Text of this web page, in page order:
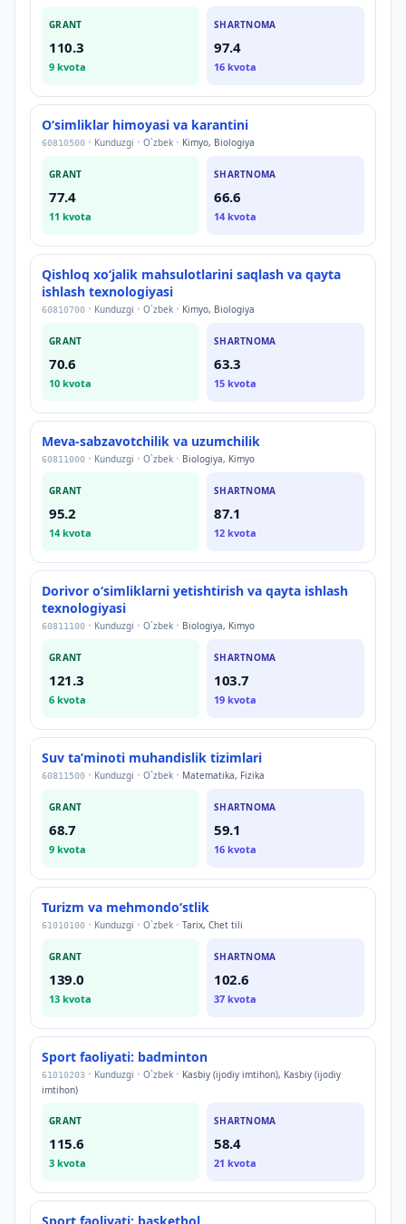
GRANT
110.3
9 kvota
SHARTNOMA
97.4
16 kvota
Oʻsimliklar himoyasi va karantini
60810500 • Kunduzgi • O`zbek • Kimyo, Biologiya
GRANT
77.4
11 kvota
SHARTNOMA
66.6
14 kvota
Qishloq xoʻjalik mahsulotlarini saqlash va qayta
ishlash texnologiyasi
60810700 • Kunduzgi • O`zbek • Kimyo, Biologiya
GRANT
70.6
10 kvota
SHARTNOMA
63.3
15 kvota
Meva-sabzavotchilik va uzumchilik
60811000 • Kunduzgi • O`zbek • Biologiya, Kimyo
GRANT
95.2
14kvota
SHARTNOMA
87.1
12 kvota
Dorivor oʻsimliklarni yetishtirish va qayta ishlash
texnologiyasi
60811100 • Kunduzgi • O`zbek • Biologiya, Kimyo
GRANT
121.3
6 kvota
SHARTNOMA
103.7
19 kvota
Suv taʼminoti muhandislik tizimlari
60811500 • Kunduzgi • O`zbek • Matematika, Fizika
GRANT
68.7
9 kvota
SHARTNOMA
59.1
16 kvota
Turizm va mehmondoʻstlik
61010100 • Kunduzgi • O`zbek • Tarix, Chet tili
GRANT
139.0
13 kvota
SHARTNOMA
102.6
37 kvota
Sport faoliyati: badminton
61010203 • Kunduzgi • O`zbek • Kasbiy (ijodiy imtihon), Kasbiy (ijodiy
imtihon)
GRANT
115.6
3 kvota
SHARTNOMA
58.4
21 kvota